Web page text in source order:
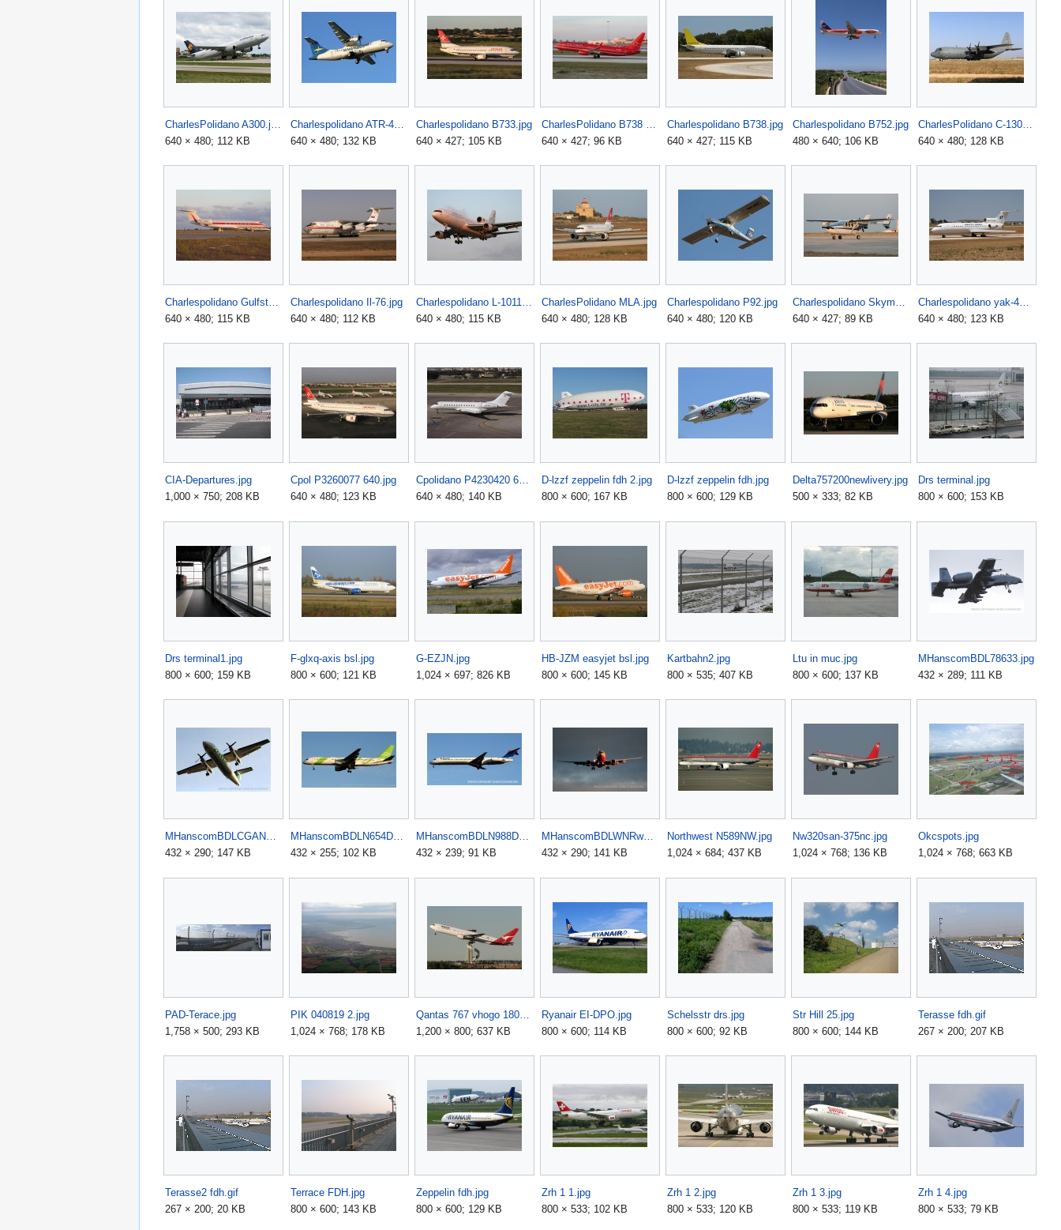
640 × 480; 112 KB
640 × 480; 132 KB
Charlespolidano B733.jpg
640 × 427; 105 KB
640 × 427; 96 KB
Charlespolidano B738.jpg
640 × 427; 115 KB
Charlespolidano B752.jpg
480 × 640; 106 KB
640 × 480; 128 KB
640 × 480; 115 KB
Charlespolidano Il-76.jpg
640 × 480; 112 KB
640 × 480; 115 KB
CharlesPolidano MLA.jpg
640 × 480; 128 KB
Charlespolidano P92.jpg
640 × 480; 120 KB
640 × 427; 89 KB
640 × 480; 123 KB
CIA-Departures.jpg
1,000 × 750; 208 KB
Cpol P3260077 640.jpg
640 × 480; 123 KB
Cpolidano P4230420 640.jpg
640 × 480; 140 KB
D-lzzf zeppelin fdh 2.jpg
800 × 600; 167 KB
D-lzzf zeppelin fdh.jpg
800 × 600; 129 KB
Delta757200newlivery.jpg
500 × 333; 82 KB
Drs terminal.jpg
800 × 600; 153 KB
Drs terminal1.jpg
800 × 600; 159 KB
F-glxq-axis bsl.jpg
800 × 600; 121 KB
G-EZJN.jpg
1,024 × 697; 826 KB
HB-JZM easyjet bsl.jpg
800 × 600; 145 KB
Kartbahn2.jpg
800 × 535; 407 KB
Ltu in muc.jpg
800 × 600; 137 KB
MHanscomBDL78633.jpg
432 × 289; 111 KB
MHanscomBDLCGANS.jpg
432 × 290; 147 KB
MHanscomBDLN654DL.jpg
432 × 255; 102 KB
MHanscomBDLN988DL.jpg
432 × 239; 91 KB
MHanscomBDLWNRwy33.jpg
432 × 290; 141 KB
Northwest N589NW.jpg
1,024 × 684; 437 KB
Nw320san-375nc.jpg
1,024 × 768; 136 KB
Okcspots.jpg
1,024 × 768; 663 KB
PAD-Terace.jpg
1,758 × 500; 293 KB
PIK 040819 2.jpg
1,024 × 768; 178 KB
1,200 × 800; 637 KB
Ryanair EI-DPO.jpg
800 × 600; 114 KB
Schelsstr drs.jpg
800 × 600; 92 KB
Str Hill 25.jpg
800 × 600; 144 KB
Terasse fdh.gif
267 × 200; 207 KB
Terasse2 fdh.gif
267 × 200; 20 KB
Terrace FDH.jpg
800 × 600; 143 KB
Zeppelin fdh.jpg
800 × 600; 129 KB
Zrh 1 1.jpg
800 × 533; 102 KB
Zrh 1 2.jpg
800 × 533; 120 KB
Zrh 1 3.jpg
800 × 533; 119 KB
Zrh 1 4.jpg
800 × 533; 79 KB